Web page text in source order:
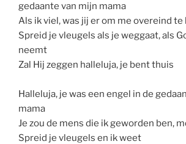
gedaante van mijn mama
Als ik viel, was jij er om me overeind te
Spreid je vleugels als je weggaat, als
neemt
Zal Hij zeggen halleluja, je bent thuis
Halleluja, je was een engel in de
mama
Je zou de mens die ik geworden ben,
Spreid je vleugels en ik weet